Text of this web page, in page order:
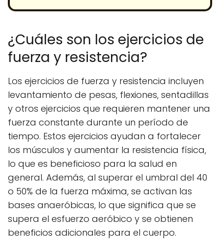
¿Cuáles son los ejercicios de
fuerza y resistencia?
Los ejercicios de fuerza y resistencia incluyen
levantamiento de pesas, flexiones, sentadillas
y otros ejercicios que requieren mantener una
fuerza constante durante un período de
tiempo. Estos ejercicios ayudan a fortalecer
los músculos y aumentar la resistencia física,
lo que es beneficioso para la salud en
general. Además, al superar el umbral del 40
o 50% de la fuerza máxima, se activan las
bases anaeróbicas, lo que significa que se
supera el esfuerzo aeróbico y se obtienen
beneficios adicionales para el cuerpo.